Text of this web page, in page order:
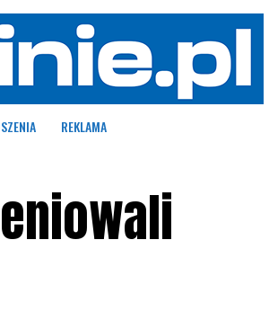
REKLAMA